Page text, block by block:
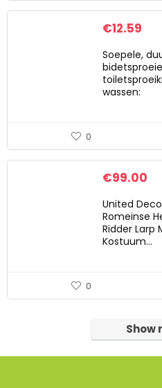
€12.59
Soepele,
wassen:
0
€99.00
United
Romeinse
Ridder Larp
Kostuum…
0
Show